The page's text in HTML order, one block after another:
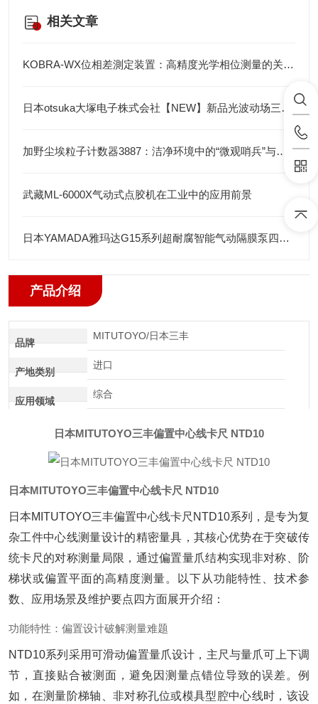
相关文章
KOBRA-WX位相差測定装置：高精度光学相位测量的关键技术解析
日本otsuka大塚电子株式会社【NEW】新品光波动场三次元显微镜MINUK
加野尘埃粒子计数器3887：洁净环境中的“微观哨兵”与洁净度“审计官”
武藏ML-6000X气动式点胶机在工业中的应用前景
日本YAMADA雅玛达G15系列超耐腐智能气动隔膜泵四川代理店
产品介绍
品牌
MITUTOYO/日本三丰
产地类别
进口
应用领域
综合
日本MITUTOYO三丰偏置中心线卡尺 NTD10
日本MITUTOYO三丰偏置中心线卡尺 NTD10
日本MITUTOYO三丰偏置中心线卡尺NTD10系列，是专为复
杂工件中心线测量设计的精密量具，其核心优势在于突破传
统卡尺的对称测量局限，通过偏置量爪结构实现非对称、阶
梯状或偏置平面的高精度测量。以下从功能特性、技术参
数、应用场景及维护要点四方面展开介绍：
功能特性：偏置设计破解测量难题
NTD10系列采用可滑动偏置量爪设计，主尺与量爪可上下调
节，直接贴合被测面，避免因测量点错位导致的误差。例
如，在测量阶梯轴、非对称孔位或模具型腔中心线时，该设